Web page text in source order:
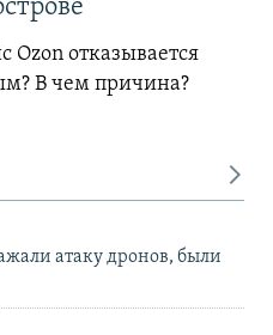
Ozon отказывается
В чем причина?
атаку дронов, были